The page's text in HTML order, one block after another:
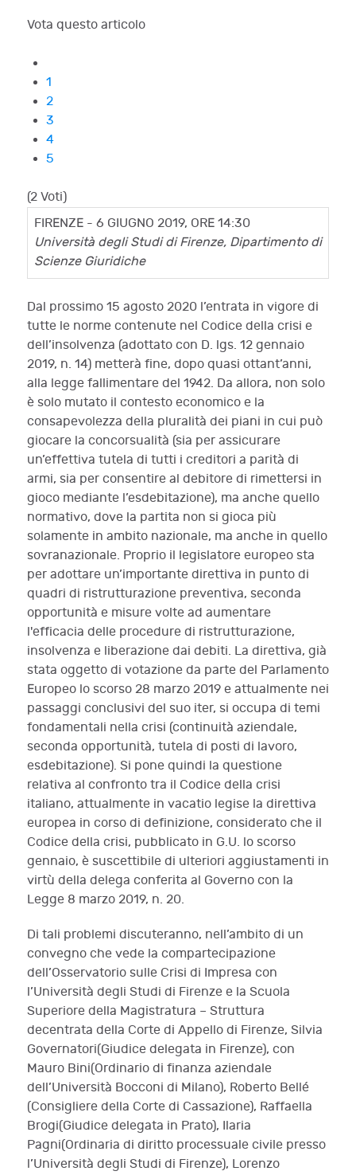
Vota questo articolo
1
2
3
4
5
(2 Voti)
FIRENZE - 6 GIUGNO 2019, ORE 14:30
Università degli Studi di Firenze, Dipartimento di
Scienze Giuridiche
Dal prossimo 15 agosto 2020 l’entrata in vigore di
tutte le norme contenute nel Codice della crisi e
dell’insolvenza (adottato con D. lgs. 12 gennaio
2019, n. 14) metterà fine, dopo quasi ottant’anni,
alla legge fallimentare del 1942. Da allora, non solo
è solo mutato il contesto economico e la
consapevolezza della pluralità dei piani in cui può
giocare la concorsualità (sia per assicurare
un’effettiva tutela di tutti i creditori a parità di
armi, sia per consentire al debitore di rimettersi in
gioco mediante l’esdebitazione), ma anche quello
normativo, dove la partita non si gioca più
solamente in ambito nazionale, ma anche in quello
sovranazionale. Proprio il legislatore europeo sta
per adottare un’importante direttiva in punto di
quadri di ristrutturazione preventiva, seconda
opportunità e misure volte ad aumentare
l'efficacia delle procedure di ristrutturazione,
insolvenza e liberazione dai debiti. La direttiva, già
stata oggetto di votazione da parte del Parlamento
Europeo lo scorso 28 marzo 2019 e attualmente nei
passaggi conclusivi del suo iter, si occupa di temi
fondamentali nella crisi (continuità aziendale,
seconda opportunità, tutela di posti di lavoro,
esdebitazione). Si pone quindi la questione
relativa al confronto tra il Codice della crisi
italiano, attualmente in vacatio legise la direttiva
europea in corso di definizione, considerato che il
Codice della crisi, pubblicato in G.U. lo scorso
gennaio, è suscettibile di ulteriori aggiustamenti in
virtù della delega conferita al Governo con la
Legge 8 marzo 2019, n. 20.
Di tali problemi discuteranno, nell’ambito di un
convegno che vede la compartecipazione
dell’Osservatorio sulle Crisi di Impresa con
l’Università degli Studi di Firenze e la Scuola
Superiore della Magistratura – Struttura
decentrata della Corte di Appello di Firenze, Silvia
Governatori(Giudice delegata in Firenze), con
Mauro Bini(Ordinario di finanza aziendale
dell’Università Bocconi di Milano), Roberto Bellé
(Consigliere della Corte di Cassazione), Raffaella
Brogi(Giudice delegata in Prato), Ilaria
Pagni(Ordinaria di diritto processuale civile presso
l’Università degli Studi di Firenze), Lorenzo